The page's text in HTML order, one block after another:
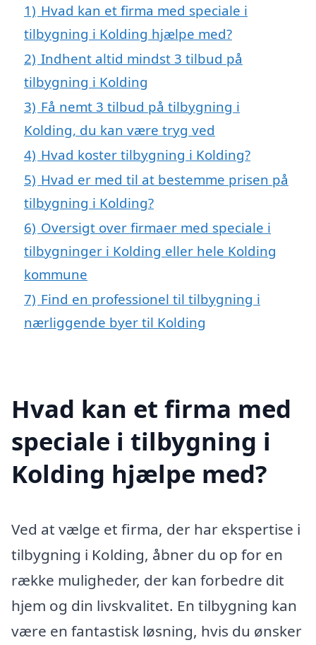
1) Hvad kan et firma med speciale i
tilbygning i Kolding hjælpe med?
2) Indhent altid mindst 3 tilbud på
tilbygning i Kolding
3) Få nemt 3 tilbud på tilbygning i
Kolding, du kan være tryg ved
4) Hvad koster tilbygning i Kolding?
5) Hvad er med til at bestemme prisen på
tilbygning i Kolding?
6) Oversigt over firmaer med speciale i
tilbygninger i Kolding eller hele Kolding
kommune
7) Find en professionel til tilbygning i
nærliggende byer til Kolding
Hvad kan et firma med
speciale i tilbygning i
Kolding hjælpe med?
Ved at vælge et firma, der har ekspertise i
tilbygning i Kolding, åbner du op for en
række muligheder, der kan forbedre dit
hjem og din livskvalitet. En tilbygning kan
være en fantastisk løsning, hvis du ønsker